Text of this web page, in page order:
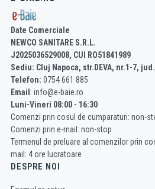
Date Comerciale
NEWCO SANITARE S.R.L.
J2025036529008, CUI RO51841989
Sediu: Cluj Napoca, str.DEVA, nr.1-7,
Telefon: 0754 661 885
Email : info@e-baie.ro
Luni-Vineri 08:00 - 16:30
Comenzi prin cosul de cumparaturi: non-
Comenzi prin e-mail: non-stop
Termenul de preluare al comenzilor prin
mail: 4 ore lucratoare
DESPRE NOI